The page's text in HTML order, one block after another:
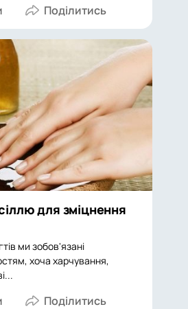
для зміцнення
ми зобов'язані
хоча харчування,